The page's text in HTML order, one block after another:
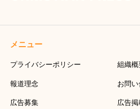
メニュー
プライバシーポリシー 組織概
報道理念 お問
広告募集
広告